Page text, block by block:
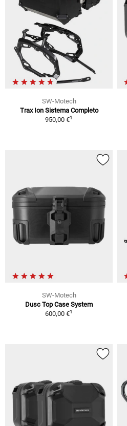
SW-Motech
Trax Ion Sistema Completo
950,00 €1
SW-Motech
Dusc Top Case System
600,00 €1